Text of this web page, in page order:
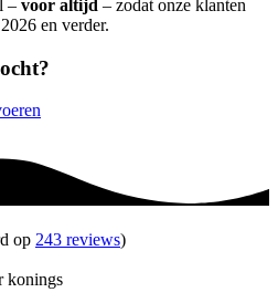
– voor altijd – zodat onze klanten
en verder.
op 243 reviews)